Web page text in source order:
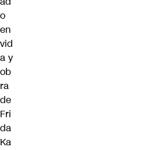
o
en
vid
a y
ob
ra
de
Fri
da
Ka